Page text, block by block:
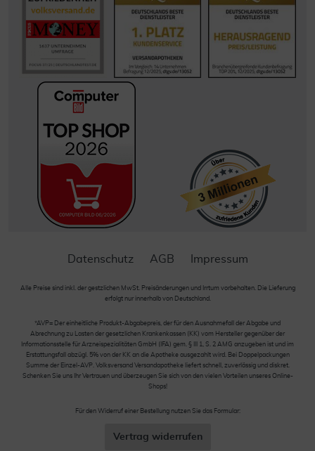
Datenschutz AGB Impressum
Alle Preise sind inkl. der gestzlichen MwSt. Preisänderungen und Irrtum vorbehalten. Die Lieferung
erfolgt nur innerhalb von Deutschland.
*AVP= Der einheitliche Produkt-Abgabepreis, der für den Ausnahmefall der Abgabe und
Abrechnung zu Lasten der gesetzlichen Krankenkassen (KK) vom Hersteller gegenüber der
Informationsstelle für Arzneispezialitäten GmbH (IFA) gem. § III 1, S. 2 AMG anzugeben ist und im
Erstattungsfall abzügl. 5% von der KK an die Apotheke ausgezahlt wird. Bei Doppelpackungen
Summe der Einzel-AVP. Volksversand Versandapotheke liefert schnell, zuverlässig und diskret.
Schenken Sie uns Ihr Vertrauen und überzeugen Sie sich von den vielen Vorteilen unseres Online-
Shops!
Für den Widerruf einer Bestellung nutzen Sie das Formular:
Vertrag widerrufen